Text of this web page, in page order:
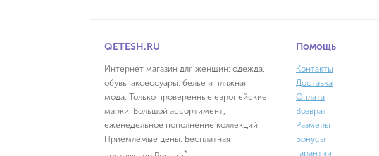
QETESH.RU
Интернет магазин для женщин: одежда,
обувь, аксессуары, белье и пляжная
мода. Только проверенные европейские
марки! Большой ассортимент,
еженедельное пополнение коллекций!
Приемлемые цены. Бесплатная
*
Помощь
Контакты
Доставка
Оплата
Возврат
Размеры
Бонусы
Гарантии